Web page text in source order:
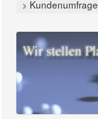
Kundenumfrage